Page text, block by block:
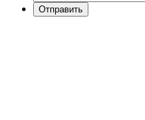
Отправить